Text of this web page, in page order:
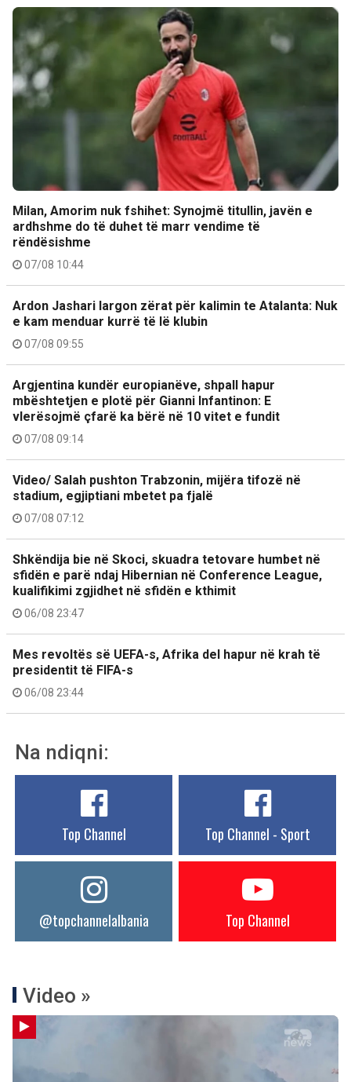
Milan, Amorim nuk fshihet: Synojmë titullin, javën e
ardhshme do të duhet të marr vendime të
rëndësishme
07/08 10:44
Ardon Jashari largon zërat për kalimin te Atalanta: Nuk
e kam menduar kurrë të lë klubin
07/08 09:55
Argjentina kundër europianëve, shpall hapur
mbështetjen e plotë për Gianni Infantinon: E
vlerësojmë çfarë ka bërë në 10 vitet e fundit
07/08 09:14
Video/ Salah pushton Trabzonin, mijëra tifozë në
stadium, egjiptiani mbetet pa fjalë
07/08 07:12
Shkëndija bie në Skoci, skuadra tetovare humbet në
sfidën e parë ndaj Hibernian në Conference League,
kualifikimi zgjidhet në sfidën e kthimit
06/08 23:47
Mes revoltës së UEFA-s, Afrika del hapur në krah të
presidentit të FIFA-s
06/08 23:44
Na ndiqni:
Top Channel Top Channel - Sport
@topchannelalbania Top Channel
Video »